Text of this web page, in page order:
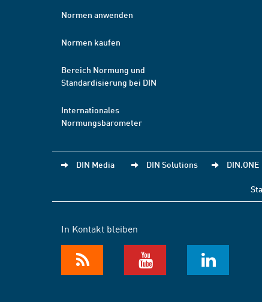
Normen anwenden
Normen kaufen
Bereich Normung und
Standardisierung bei DIN
Internationales
Normungsbarometer
DIN Media DIN Solutions DIN.ONE
In Kontakt bleiben